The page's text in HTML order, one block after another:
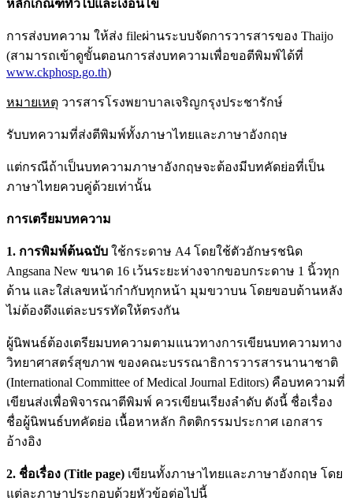
หลักเกณฑ์ทั่วไปและเงื่อนไข
การส่งบทความ ให้ส่ง fileผ่านระบบจัดการวารสารของ Thaijo
(สามารถเข้าดูขั้นตอนการส่งบทความเพื่อขอตีพิมพ์ได้ที่
www.ckphosp.go.th)
หมายเหตุ วารสารโรงพยาบาลเจริญกรุงประชารักษ์
รับบทความที่ส่งตีพิมพ์ทั้งภาษาไทยและภาษาอังกฤษ
แต่กรณีถ้าเป็นบทความภาษาอังกฤษจะต้องมีบทคัดย่อที่เป็น
ภาษาไทยควบคู่ด้วยเท่านั้น
การเตรียมบทความ
1. การพิมพ์ต้นฉบับ ใช้กระดาษ A4 โดยใช้ตัวอักษรชนิด
Angsana New ขนาด 16 เว้นระยะห่างจากขอบกระดาษ 1 นิ้วทุก
ด้าน และใส่เลขหน้ากำกับทุกหน้า มุมขวาบน โดยขอบด้านหลัง
ไม่ต้องดึงแต่ละบรรทัดให้ตรงกัน
ผู้นิพนธ์ต้องเตรียมบทความตามแนวทางการเขียนบทความทาง
วิทยาศาสตร์สุขภาพ ของคณะบรรณาธิการวารสารนานาชาติ
(International Committee of Medical Journal Editors) คือบทความที่
เขียนส่งเพื่อพิจารณาตีพิมพ์ ควรเขียนเรียงลำดับ ดังนี้ ชื่อเรื่อง
ชื่อผู้นิพนธ์บทคัดย่อ เนื้อหาหลัก กิตติกรรมประกาศ เอกสาร
อ้างอิง
2. ชื่อเรื่อง (Title page) เขียนทั้งภาษาไทยและภาษาอังกฤษ โดย
แต่ละภาษาประกอบด้วยหัวข้อต่อไปนี้